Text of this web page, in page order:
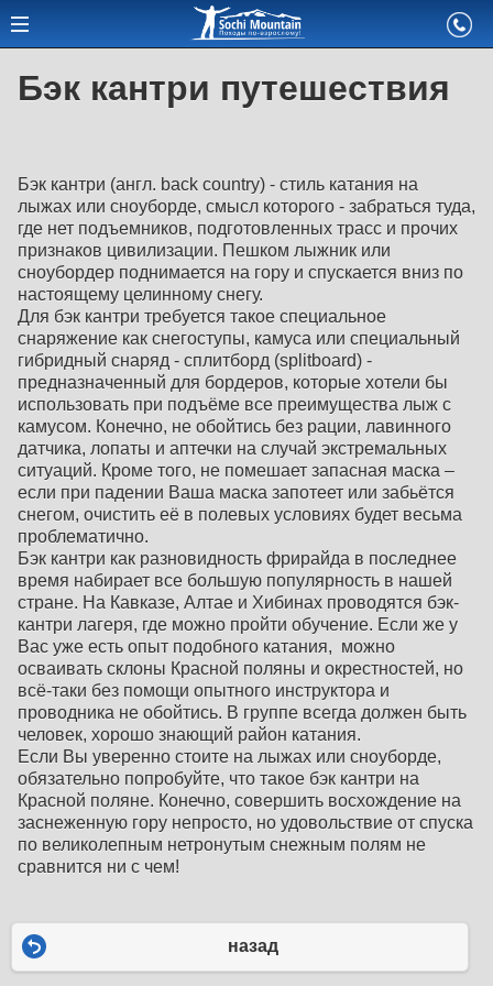
Бэк кантри путешествия
Бэк кантри (англ. back country) - cтиль катания на
лыжах или сноуборде, смысл которого - забраться туда,
где нет подъемников, подготовленных трасс и прочих
признаков цивилизации. Пешком лыжник или
сноубордер поднимается на гору и спускается вниз по
настоящему целинному снегу.
Для бэк кантри требуется такое специальное
снаряжение как снегоступы, камуса или специальный
гибридный снаряд - сплитборд (splitboard) -
предназначенный для бордеров, которые хотели бы
использовать при подъёме все преимущества лыж с
камусом. Конечно, не обойтись без рации, лавинного
датчика, лопаты и аптечки на случай экстремальных
ситуаций. Кроме того, не помешает запасная маска –
если при падении Ваша маска запотеет или забьётся
снегом, очистить её в полевых условиях будет весьма
проблематично.
Бэк кантри как разновидность фрирайда в последнее
время набирает все большую популярность в нашей
стране. На Кавказе, Алтае и Хибинах проводятся бэк-
кантри лагеря, где можно пройти обучение. Если же у
Вас уже есть опыт подобного катания, можно
осваивать склоны Красной поляны и окрестностей, но
всё-таки без помощи опытного инструктора и
проводника не обойтись. В группе всегда должен быть
человек, хорошо знающий район катания.
Если Вы уверенно стоите на лыжах или сноуборде,
обязательно попробуйте, что такое бэк кантри на
Красной поляне. Конечно, совершить восхождение на
заснеженную гору непросто, но удовольствие от спуска
по великолепным нетронутым снежным полям не
сравнится ни с чем!
назад